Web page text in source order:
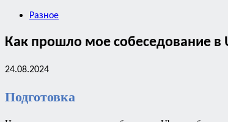
Разное
Как прошло мое собеседование в
24.08.2024
Подготовка